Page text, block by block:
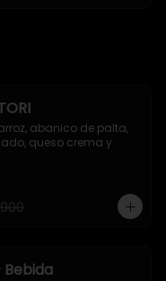
abanico de palta,
queso crema y
Bebida